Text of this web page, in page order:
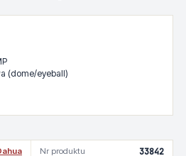
(dome/eyeball)
Nr produktu 33842